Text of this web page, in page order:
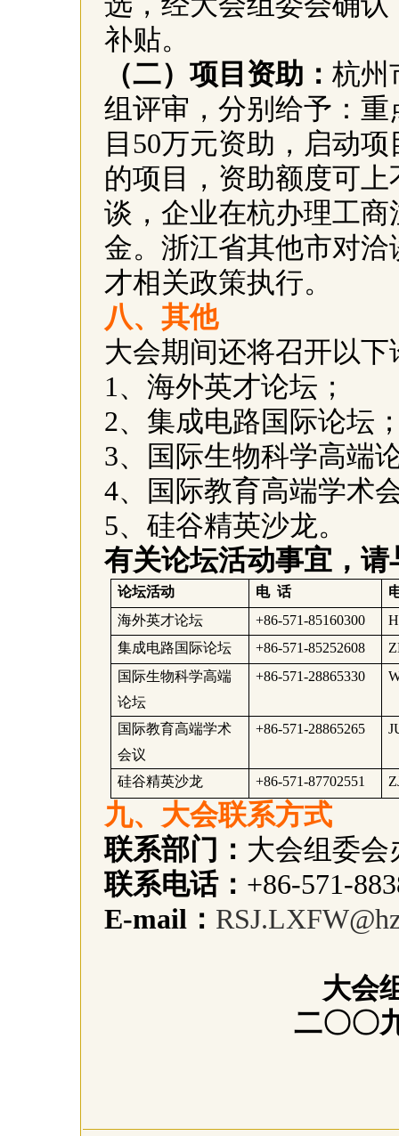
补贴。
（二）项目资助： 杭州
组评审，分别给予：重
目 50万元资助，启动项
的项目，资助额度可
谈，企业在杭办理工
金。浙江省其他市对
才相关政策执行。
八、其他
大会期间还将召开以下
1、海外英才论坛；
2、集成电路国际论坛
3、国际生物科学高端
4、国际教育高端学术
5、硅谷精英沙龙。
有关论坛活动事宜，
论坛活动 电 话
海外英才论坛
+86-571-85160300
集成电路国际论坛
+86-571-85252608
国际生物科学高端
论坛
+86-571-28865330
国际教育高端学术
会议
+86-571-28865265
硅谷精英沙龙 +86-571-87702551
九、大会联系方式
联系部门： 大会组委会
联系电话： +86-571-
E-mail：
大会
二〇〇